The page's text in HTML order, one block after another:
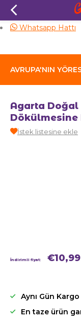
AVRUPA'NIN YÖRESEL
Whatsapp Hattı
Agarta Doğal
Dökülmesine
İstek listesine ekle
İndirimli fiyat: €10,99
Aynı Gün Kargo
En taze ürün